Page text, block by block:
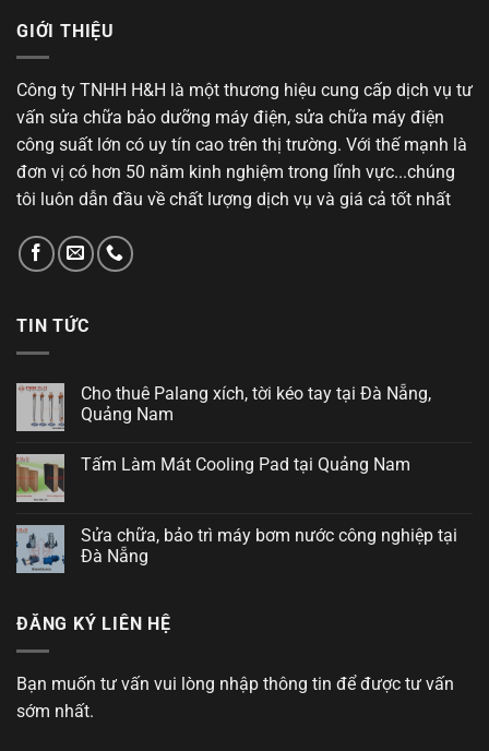
GIỚI THIỆU
Công ty TNHH H&H là một thương hiệu cung cấp dịch vụ tư
vấn sửa chữa bảo dưỡng máy điện, sửa chữa máy điện
công suất lớn có uy tín cao trên thị trường. Với thế mạnh là
đơn vị có hơn 50 năm kinh nghiệm trong lĩnh vực...chúng
tôi luôn dẫn đầu về chất lượng dịch vụ và giá cả tốt nhất
TIN TỨC
Cho thuê Palang xích, tời kéo tay tại Đà Nẵng,
Quảng Nam
Tấm Làm Mát Cooling Pad tại Quảng Nam
Sửa chữa, bảo trì máy bơm nước công nghiệp tại
Đà Nẵng
ĐĂNG KÝ LIÊN HỆ
Bạn muốn tư vấn vui lòng nhập thông tin để được tư vấn
sớm nhất.